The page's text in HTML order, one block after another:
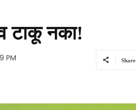
टाकू नका!
PM Share